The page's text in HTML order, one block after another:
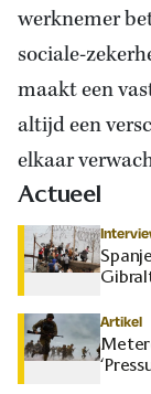
werknemer
sociale-
maakt een
altijd een
elkaar
Actueel
Artikel